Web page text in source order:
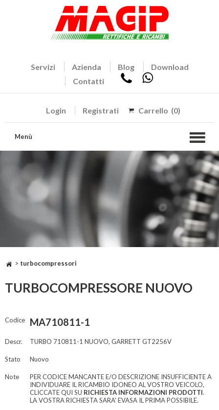
Servizi Azienda Blog
Download
Contatti
Login Registrati Carrello (0)
Menù
> turbocompressori
TURBOCOMPRESSORE NUOVO
Codice MA710811-1
Descr. TURBO 710811-1 NUOVO, GARRETT GT2256V
Stato Nuovo
Note
PER CODICE MANCANTE E/O DESCRIZIONE INSUFFICIENTE A
INDIVIDUARE IL RICAMBIO IDONEO AL VOSTRO VEICOLO,
CLICCATE QUI SU RICHIESTA INFORMAZIONI PRODOTTI.
LA VOSTRA RICHIESTA SARA' EVASA IL PRIMA POSSIBILE.